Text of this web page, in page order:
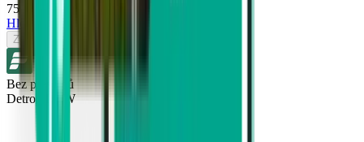
751 Kč
Hledat
Zpáteční
Bez přestupů
Detroit DTW